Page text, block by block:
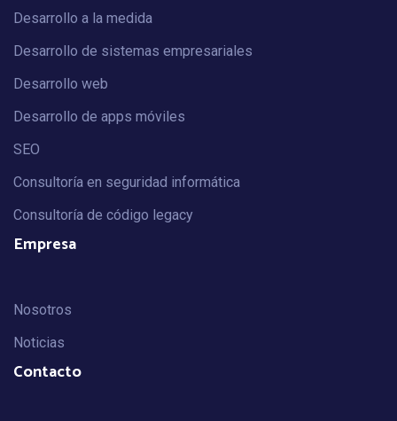
Desarrollo a la medida
Desarrollo de sistemas empresariales
Desarrollo web
Desarrollo de apps móviles
SEO
Consultoría en seguridad informática
Consultoría de código legacy
Empresa
Nosotros
Noticias
Contacto